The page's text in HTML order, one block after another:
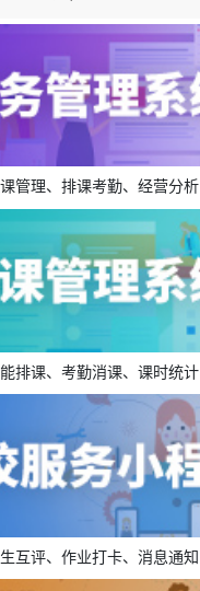
管理、排课考勤、经营分析
排课、考勤消课、课时统计
互评、作业打卡、消息通知